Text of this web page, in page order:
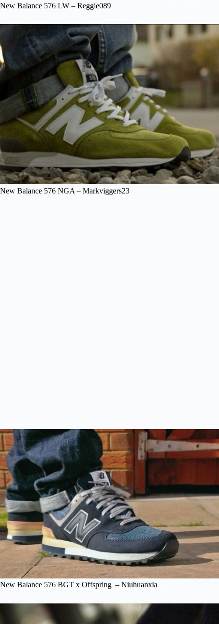
New Balance 576 LW – Reggie089
New Balance 576 NGA – Markviggers23
New Balance 576 BGT x Offspring – Niuhuanxia